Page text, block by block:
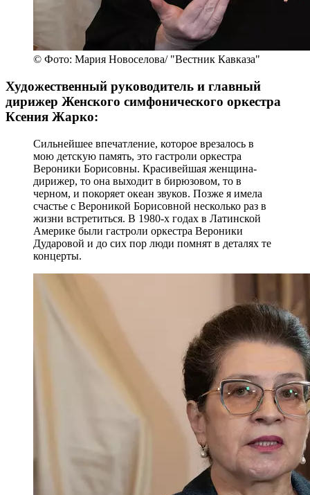
© Фото: Мария Новоселова/ "Вестник Кавказа"
Художественный руководитель и главный
дирижер Женского симфонического оркестра
Ксения Жарко:
Сильнейшее впечатление, которое врезалось в
мою детскую память, это гастроли оркестра
Вероники Борисовны. Красивейшая женщина-
дирижер, то она выходит в бирюзовом, то в
черном, и покоряет океан звуков. Позже я имела
счастье с Вероникой Борисовной несколько раз в
жизни встретиться. В 1980-х годах в Латинской
Америке были гастроли оркестра Вероники
Дударовой и до сих пор люди помнят в деталях те
концерты.